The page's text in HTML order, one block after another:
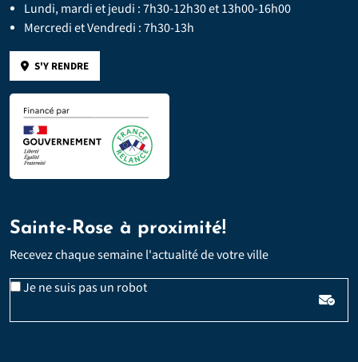
Lundi, mardi et jeudi : 7h30-12h30 et 13h00-16h00
Mercredi et Vendredi : 7h30-13h
S'Y RENDRE
Sainte-Rose à proximité!
Recevez chaque semaine l'actualité de votre ville
Je ne suis pas un robotVeuillez laisser ce champ vide :
Email